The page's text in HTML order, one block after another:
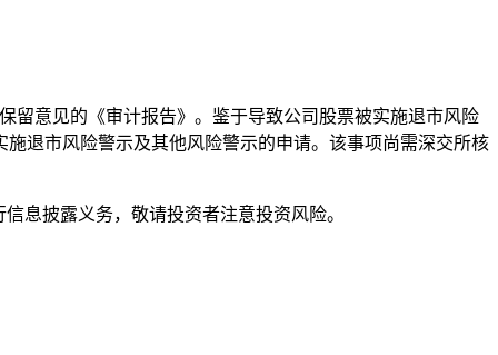
留意见的《审计报告》。鉴于导致公司股票被实施退市风险
退市风险警示及其他风险警示的申请。该事项尚需深交所核
息披露义务，敬请投资者注意投资风险。